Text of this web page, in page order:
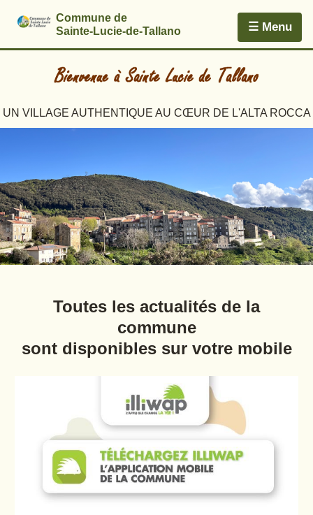
Commune de
Sainte-Lucie-de-Tallano
☰ Menu
UN VILLAGE AUTHENTIQUE AU CŒUR DE L'ALTA ROCCA
Toutes les actualités de la
commune
sont disponibles sur votre mobile